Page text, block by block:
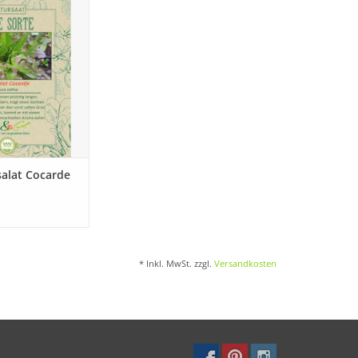
wieder, der
geraten ist!
HINZUFÜGEN
Cocarde
* Inkl. MwSt. zzgl. Versandkosten